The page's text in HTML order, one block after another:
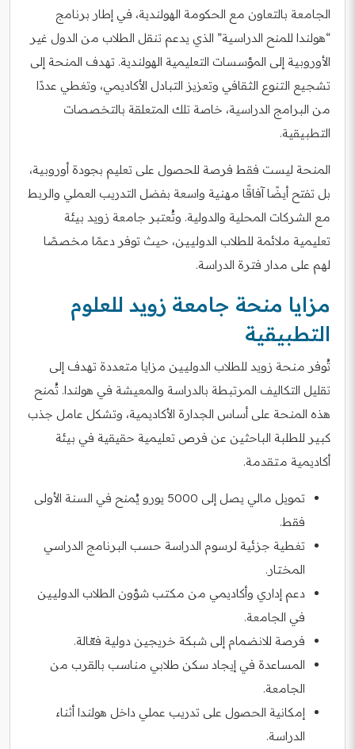
الجامعة بالتعاون مع الحكومة الهولندية، في إطار برنامج
“هولندا للمنح الدراسية” الذي يدعم تنقل الطلاب من الدول غير
الأوروبية إلى المؤسسات التعليمية الهولندية. تهدف المنحة إلى
تشجيع التنوع الثقافي وتعزيز التبادل الأكاديمي، وتغطي عددًا
من البرامج الدراسية، خاصة تلك المتعلقة بالتخصصات
التطبيقية.
المنحة ليست فقط فرصة للحصول على تعليم بجودة أوروبية،
بل تفتح أيضًا آفاقًا مهنية واسعة بفضل التدريب العملي والربط
مع الشركات المحلية والدولية. وتُعتبر جامعة زويد بيئة
تعليمية ملائمة للطلاب الدوليين، حيث توفر دعمًا مخصصًا
لهم على مدار فترة الدراسة.
مزايا منحة جامعة زويد للعلوم
التطبيقية
تُوفر منحة زويد للطلاب الدوليين مزايا متعددة تهدف إلى
تقليل التكاليف المرتبطة بالدراسة والمعيشة في هولندا. تُمنح
هذه المنحة على أساس الجدارة الأكاديمية، وتشكل عامل جذب
كبير للطلبة الباحثين عن فرص تعليمية حقيقية في بيئة
أكاديمية متقدمة.
تمويل مالي يصل إلى 5000 يورو يُمنح في السنة الأولى
فقط.
تغطية جزئية لرسوم الدراسة حسب البرنامج الدراسي
المختار.
دعم إداري وأكاديمي من مكتب شؤون الطلاب الدوليين
في الجامعة.
فرصة للانضمام إلى شبكة خريجين دولية فعّالة.
المساعدة في إيجاد سكن طلابي مناسب بالقرب من
الجامعة.
إمكانية الحصول على تدريب عملي داخل هولندا أثناء
الدراسة.